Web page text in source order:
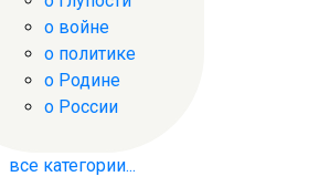
о войне
о политике
о Родине
о России
все категории...